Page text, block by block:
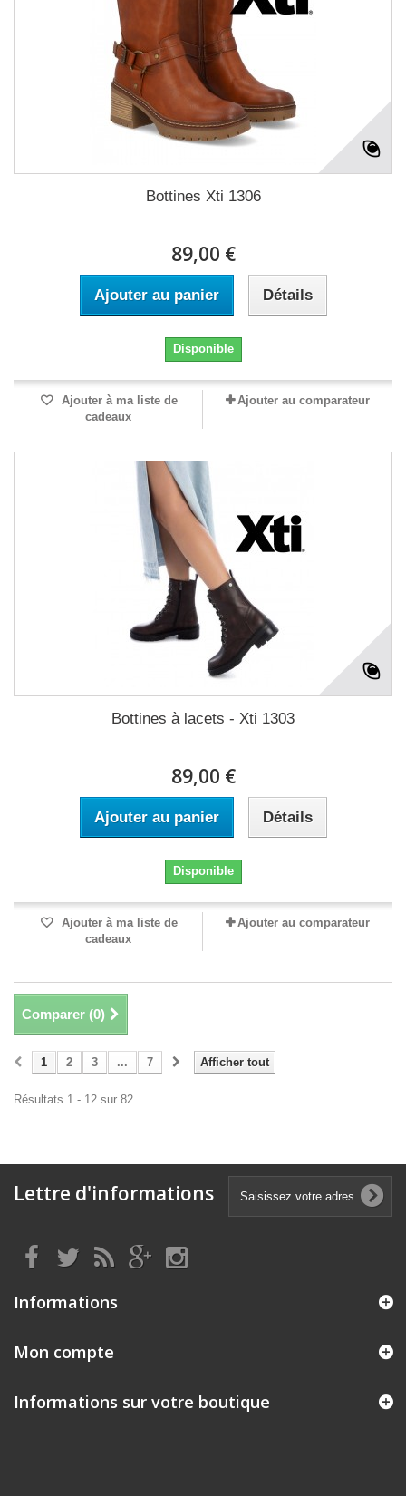
Bottines Xti 1306
89,00 €
Ajouter au panier Détails
Disponible
Ajouter à ma liste de
cadeaux
Ajouter au comparateur
Bottines à lacets - Xti 1303
89,00 €
Ajouter au panier Détails
Disponible
Ajouter à ma liste de
cadeaux
Ajouter au comparateur
Comparer (0)
Afficher tout
1 2 3 ... 7
Résultats 1 - 12 sur 82.
Lettre d'informations
Informations
Mon compte
Informations sur votre boutique